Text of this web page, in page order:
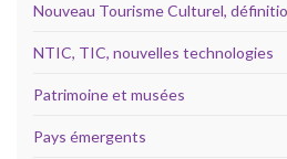
Nouveau Tourisme Culturel,
NTIC, TIC, nouvelles technologies
Patrimoine et musées
Pays émergents